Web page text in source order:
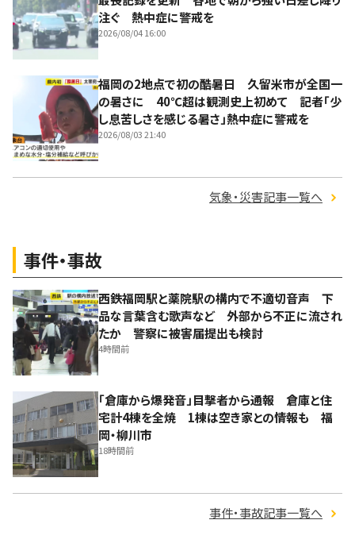
注ぐ 熱中症に警戒を
2026/08/04 16:00
福岡の2地点で初の酷暑日 久留米市が全国一
の暑さに 40℃超は観測史上初めて 記者「少
し息苦しさを感じる暑さ」熱中症に警戒を
2026/08/03 21:40
気象・災害記事一覧へ
事件・事故
西鉄福岡駅と薬院駅の構内で不適切音声 下
品な言葉含む歌声など 外部から不正に流され
たか 警察に被害届提出も検討
4時間前
「倉庫から爆発音」目撃者から通報 倉庫と住
宅計4棟を全焼 1棟は空き家との情報も 福
岡・柳川市
18時間前
事件・事故記事一覧へ